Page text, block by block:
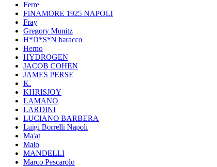
Ferre
FINAMORE 1925 NAPOLI
Fray
Gregory Munitz
H*D*S*N baracco
Herno
HYDROGEN
JACOB COHEN
JAMES PERSE
K.
KHRISJOY
LAMANO
LARDINI
LUCIANO BARBERA
Luigi Borrelli Napoli
Ma'at
Malo
MANDELLI
Marco Pescarolo